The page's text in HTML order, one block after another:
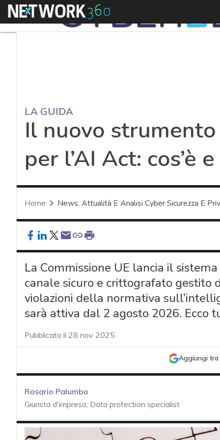
Menu
LA GUIDA
Il nuovo
per l’AI Act: cos’è
Home News, Attualità E Analisi Cyber Sicurezza E
La Commissione UE lancia il
canale sicuro e crittografato gestito
violazioni della normativa
sarà attiva dal 2 agosto 2026. Ecco
Pubblicato il 28 nov 2025
Aggiungi tra
Rosario Palumbo
Giurista d'impresa, Data protection specialist